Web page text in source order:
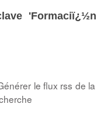
'Formaciï¿½n
le flux rss de la